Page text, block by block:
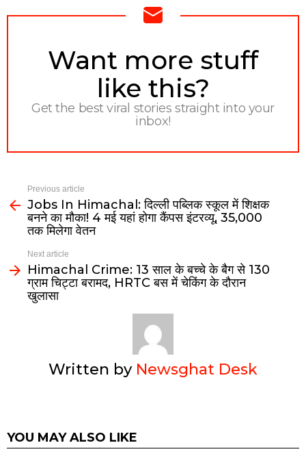
NEWSLETTER
Want more stuff
like this?
Get the best viral stories straight into your
inbox!
Previous article
Jobs In Himachal: दिल्ली पब्लिक स्कूल में शिक्षक
बनने का मौका! 4 मई यहां होगा कैंपस इंटरव्यू, ₹35,000
तक मिलेगा वेतन
Next article
Himachal Crime: 13 साल के बच्चे के बैग से 130
ग्राम चिट्टा बरामद, HRTC बस में चेकिंग के दौरान
खुलासा
Written by Newsghat Desk
YOU MAY ALSO LIKE